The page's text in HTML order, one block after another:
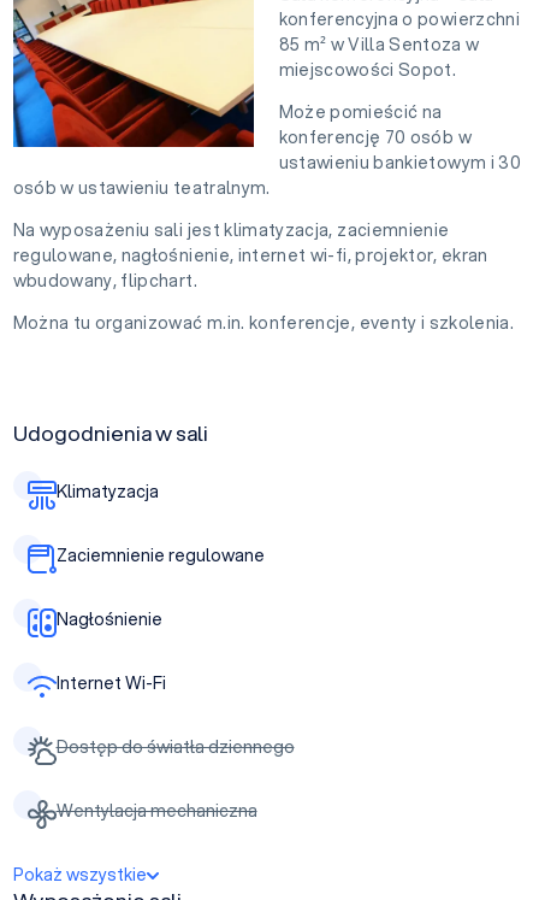
konferencyjna o powierzchni
85 m² w Villa Sentoza w
miejscowości Sopot.
Może pomieścić na
konferencję 70 osób w
ustawieniu bankietowym i 30
osób w ustawieniu teatralnym.
Na wyposażeniu sali jest klimatyzacja, zaciemnienie
regulowane, nagłośnienie, internet wi-fi, projektor, ekran
wbudowany, flipchart.
Można tu organizować m.in. konferencje, eventy i szkolenia.
Udogodnienia w sali
Klimatyzacja
Zaciemnienie regulowane
Nagłośnienie
Internet Wi-Fi
Dostęp do światła dziennego
Wentylacja mechaniczna
Pokaż wszystkie